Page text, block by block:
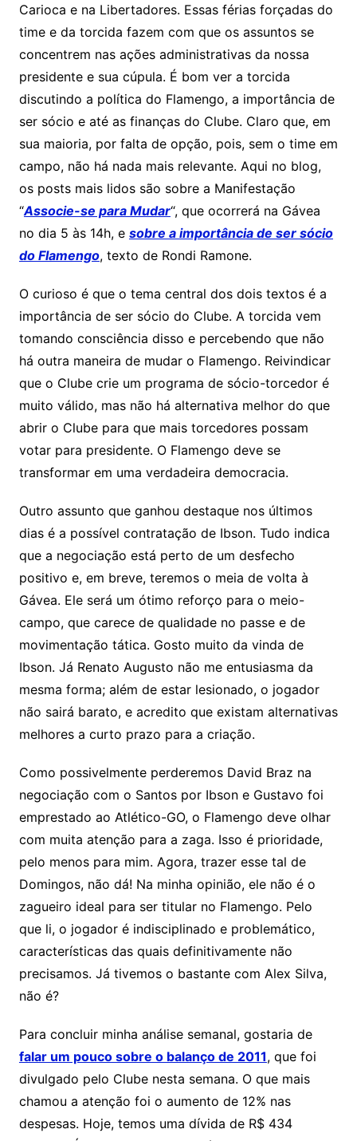
Carioca e na Libertadores. Essas férias forçadas do
time e da torcida fazem com que os assuntos se
concentrem nas ações administrativas da nossa
presidente e sua cúpula. É bom ver a torcida
discutindo a política do Flamengo, a importância de
ser sócio e até as finanças do Clube. Claro que, em
sua maioria, por falta de opção, pois, sem o time em
campo, não há nada mais relevante. Aqui no blog,
os posts mais lidos são sobre a Manifestação
“Associe-se para Mudar“, que ocorrerá na Gávea
no dia 5 às 14h, e sobre a importância de ser sócio
do Flamengo, texto de Rondi Ramone.
O curioso é que o tema central dos dois textos é a
importância de ser sócio do Clube. A torcida vem
tomando consciência disso e percebendo que não
há outra maneira de mudar o Flamengo. Reivindicar
que o Clube crie um programa de sócio-torcedor é
muito válido, mas não há alternativa melhor do que
abrir o Clube para que mais torcedores possam
votar para presidente. O Flamengo deve se
transformar em uma verdadeira democracia.
Outro assunto que ganhou destaque nos últimos
dias é a possível contratação de Ibson. Tudo indica
que a negociação está perto de um desfecho
positivo e, em breve, teremos o meia de volta à
Gávea. Ele será um ótimo reforço para o meio-
campo, que carece de qualidade no passe e de
movimentação tática. Gosto muito da vinda de
Ibson. Já Renato Augusto não me entusiasma da
mesma forma; além de estar lesionado, o jogador
não sairá barato, e acredito que existam alternativas
melhores a curto prazo para a criação.
Como possivelmente perderemos David Braz na
negociação com o Santos por Ibson e Gustavo foi
emprestado ao Atlético-GO, o Flamengo deve olhar
com muita atenção para a zaga. Isso é prioridade,
pelo menos para mim. Agora, trazer esse tal de
Domingos, não dá! Na minha opinião, ele não é o
zagueiro ideal para ser titular no Flamengo. Pelo
que li, o jogador é indisciplinado e problemático,
características das quais definitivamente não
precisamos. Já tivemos o bastante com Alex Silva,
não é?
Para concluir minha análise semanal, gostaria de
falar um pouco sobre o balanço de 2011, que foi
divulgado pelo Clube nesta semana. O que mais
chamou a atenção foi o aumento de 12% nas
despesas. Hoje, temos uma dívida de R$ 434